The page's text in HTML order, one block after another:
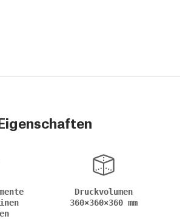
Druckvolumen
360×360×360 mm